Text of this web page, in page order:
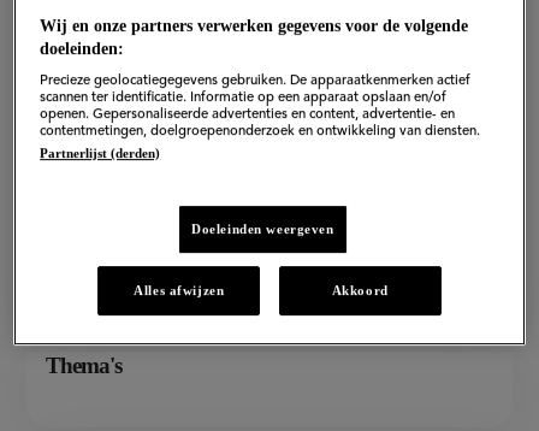
Kokoswater wordt steeds populairder, maar is het
ook gezond?
Thema's
Wij en onze partners verwerken gegevens voor de volgende
doeleinden:
Precieze geolocatiegegevens gebruiken. De apparaatkenmerken actief
scannen ter identificatie. Informatie op een apparaat opslaan en/of
openen. Gepersonaliseerde advertenties en content, advertentie- en
contentmetingen, doelgroepenonderzoek en ontwikkeling van diensten.
Partnerlijst (derden)
Doeleinden weergeven
Alles afwijzen Akkoord